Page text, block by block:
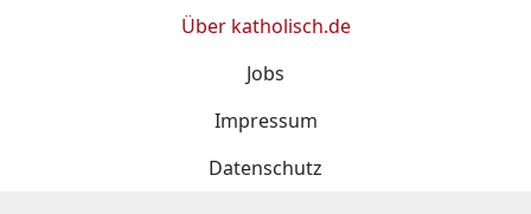
Über katholisch.de
Jobs
Impressum
Datenschutz